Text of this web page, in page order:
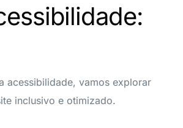
acessibilidade, vamos explorar
inclusivo e otimizado.